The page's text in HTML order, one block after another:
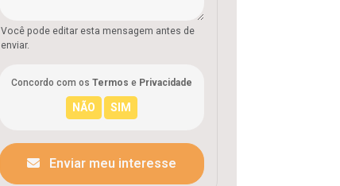
Você pode editar esta mensagem antes de
enviar.
Concordo com os Termos e Privacidade
Enviar meu interesse